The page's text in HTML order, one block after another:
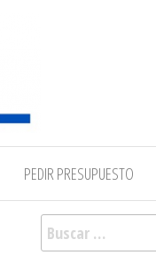
PEDIR PRESUPUESTO
Buscar: